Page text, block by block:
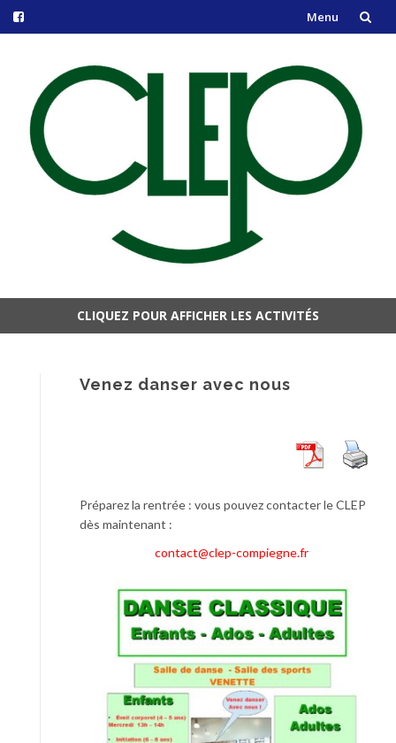
Menu
contenu
CLIQUEZ POUR AFFICHER LES ACTIVITÉS
Venez danser avec nous
Préparez la rentrée : vous pouvez contacter le CLEP
dès maintenant :
contact@clep-compiegne.fr